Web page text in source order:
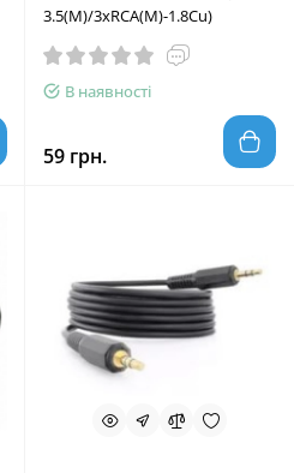
3.5(M)/3хRCA(M)-1.8Cu)
В наявності
59 грн.